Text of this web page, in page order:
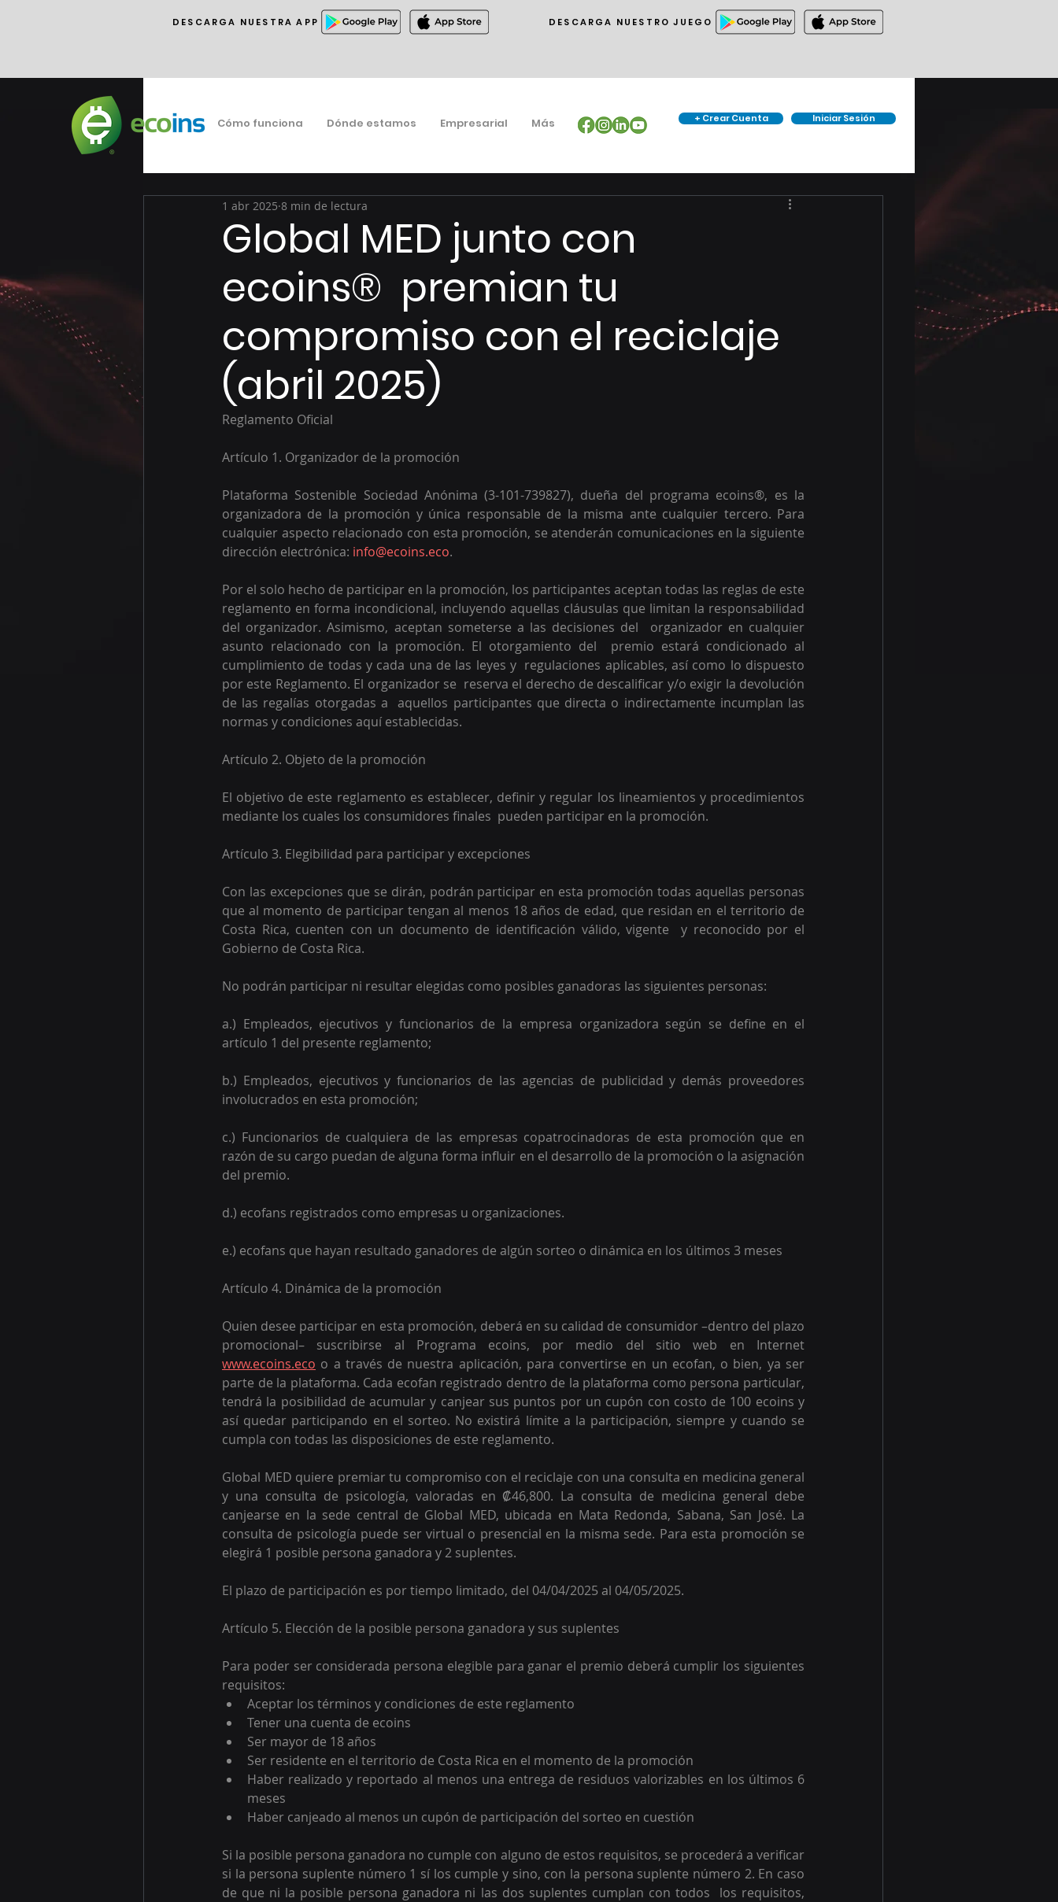
DESCARGA NUESTRA APP DESCARGA NUESTRO JUEGO
+ Crear Cuenta Iniciar Sesión
Cómo funciona Dónde estamos Empresarial Más
Global MED junto con
ecoins® premian tu
compromiso con el reciclaje
(abril 2025)
1 abr 2025 8 min de lectura
Reglamento Oficial
Artículo 1. Organizador de la promoción
Plataforma Sostenible Sociedad Anónima (3-101-739827), dueña del programa ecoins®, es la
organizadora de la promoción y única responsable de la misma ante cualquier tercero. Para
cualquier aspecto relacionado con esta promoción, se atenderán comunicaciones en la siguiente
dirección electrónica: info@ecoins.eco.
Por el solo hecho de participar en la promoción, los participantes aceptan todas las reglas de este
reglamento en forma incondicional, incluyendo aquellas cláusulas que limitan la responsabilidad
del organizador. Asimismo, aceptan someterse a las decisiones del  organizador en cualquier
asunto relacionado con la promoción. El otorgamiento del  premio estará condicionado al
cumplimiento de todas y cada una de las leyes y  regulaciones aplicables, así como lo dispuesto
por este Reglamento. El organizador se  reserva el derecho de descalificar y/o exigir la devolución
de las regalías otorgadas a  aquellos participantes que directa o indirectamente incumplan las
normas y condiciones aquí establecidas.
Artículo 2. Objeto de la promoción
El objetivo de este reglamento es establecer, definir y regular los lineamientos y procedimientos
mediante los cuales los consumidores finales  pueden participar en la promoción.
Artículo 3. Elegibilidad para participar y excepciones
Con las excepciones que se dirán, podrán participar en esta promoción todas aquellas personas
que al momento de participar tengan al menos 18 años de edad, que residan en el territorio de
Costa Rica, cuenten con un documento de identificación válido, vigente  y reconocido por el
Gobierno de Costa Rica.
No podrán participar ni resultar elegidas como posibles ganadoras las siguientes personas:
a.) Empleados, ejecutivos y funcionarios de la empresa organizadora según se define en el
artículo 1 del presente reglamento;
b.) Empleados, ejecutivos y funcionarios de las agencias de publicidad y demás proveedores
involucrados en esta promoción;
c.) Funcionarios de cualquiera de las empresas copatrocinadoras de esta promoción que en
razón de su cargo puedan de alguna forma influir en el desarrollo de la promoción o la asignación
del premio.
d.) ecofans registrados como empresas u organizaciones.
e.) ecofans que hayan resultado ganadores de algún sorteo o dinámica en los últimos 3 meses
Artículo 4. Dinámica de la promoción
Quien desee participar en esta promoción, deberá en su calidad de consumidor –dentro del plazo
www.ecoins.eco o a través de nuestra aplicación, para convertirse en un ecofan, o bien, ya ser
parte de la plataforma. Cada ecofan registrado dentro de la plataforma como persona particular,
tendrá la posibilidad de acumular y canjear sus puntos por un cupón con costo de 100 ecoins y
así quedar participando en el sorteo. No existirá límite a la participación, siempre y cuando se
cumpla con todas las disposiciones de este reglamento.
Global MED quiere premiar tu compromiso con el reciclaje con una consulta en medicina general
y una consulta de psicología, valoradas en ₡46,800. La consulta de medicina general debe
canjearse en la sede central de Global MED, ubicada en Mata Redonda, Sabana, San José. La
consulta de psicología puede ser virtual o presencial en la misma sede. Para esta promoción se
elegirá 1 posible persona ganadora y 2 suplentes.
El plazo de participación es por tiempo limitado, del 04/04/2025 al 04/05/2025.
Artículo 5. Elección de la posible persona ganadora y sus suplentes
Para poder ser considerada persona elegible para ganar el premio deberá cumplir los siguientes
requisitos:
Aceptar los términos y condiciones de este reglamento
Tener una cuenta de ecoins
Ser mayor de 18 años
Ser residente en el territorio de Costa Rica en el momento de la promoción
Haber realizado y reportado al menos una entrega de residuos valorizables en los últimos 6
meses
Haber canjeado al menos un cupón de participación del sorteo en cuestión
Si la posible persona ganadora no cumple con alguno de estos requisitos, se procederá a verificar
si la persona suplente número 1 sí los cumple y sino, con la persona suplente número 2. En caso
de que ni la posible persona ganadora ni las dos suplentes cumplan con todos  los requisitos,